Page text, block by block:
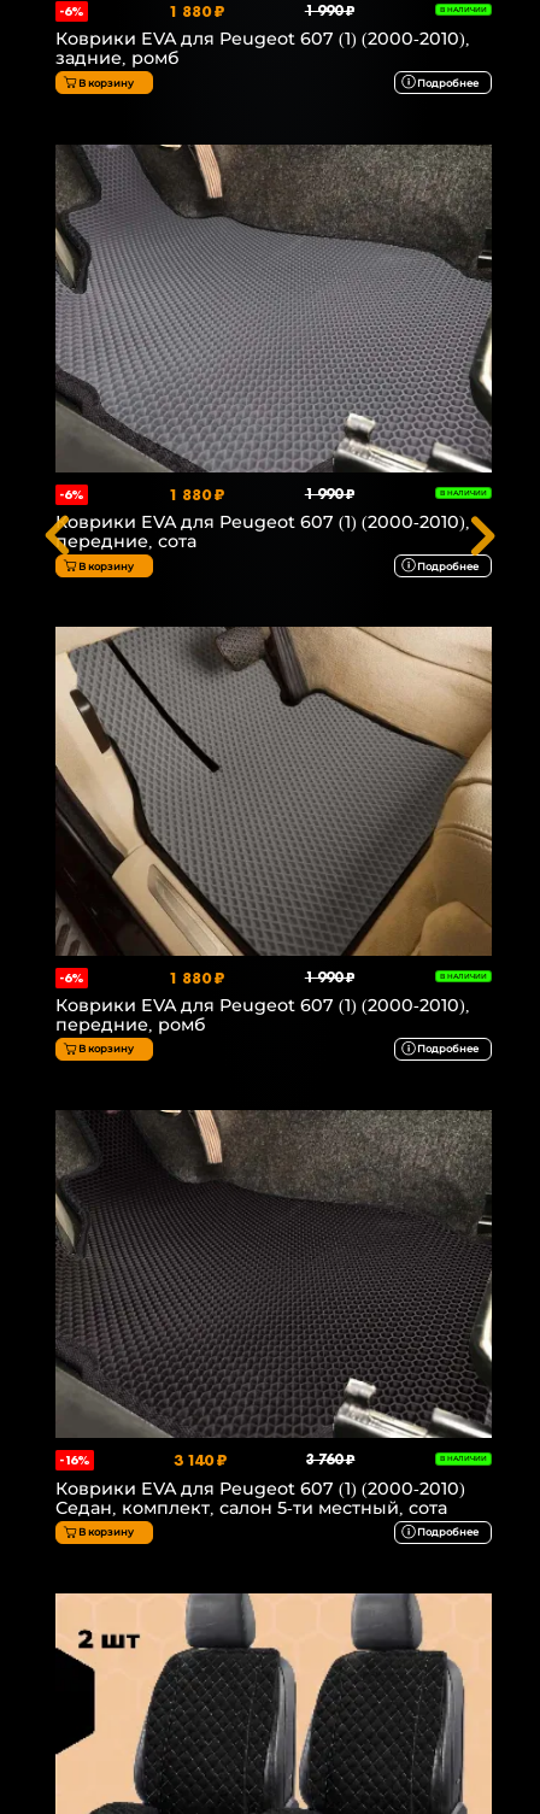
-6% 1 880 ₽ 1 990 ₽ В НАЛИЧИИ
Коврики EVA для Peugeot 607 (1) (2000-2010),
задние, ромб
В корзину Подробнее
-6% 1 880 ₽ 1 990 ₽ В НАЛИЧИИ
Коврики EVA для Peugeot 607 (1) (2000-2010),
передние, сота
В корзину Подробнее
-6% 1 880 ₽ 1 990 ₽ В НАЛИЧИИ
Коврики EVA для Peugeot 607 (1) (2000-2010),
передние, ромб
В корзину Подробнее
-16% 3 140 ₽ 3 760 ₽ В НАЛИЧИИ
Коврики EVA для Peugeot 607 (1) (2000-2010)
Седан, комплект, салон 5-ти местный, сота
В корзину Подробнее